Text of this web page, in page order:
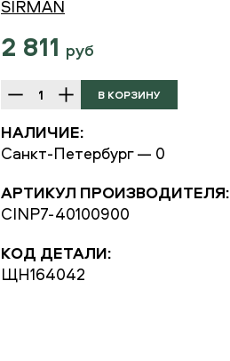
SIRMAN
2 811 руб
НАЛИЧИЕ:
Санкт-Петербург — 0
АРТИКУЛ ПРОИЗВОДИТЕЛЯ:
CINP7-40100900
КОД ДЕТАЛИ:
ЩН164042